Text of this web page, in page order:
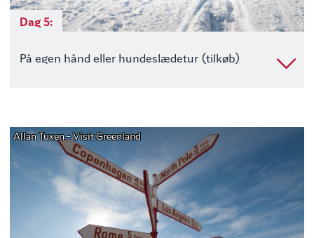
Dag 5:
På egen hånd eller hundeslædetur (tilkøb)
Allan Tuxen - Visit Greenland